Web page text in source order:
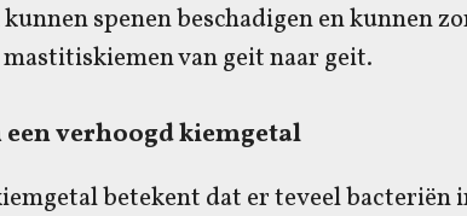
spenen beschadigen en kunnen
van geit naar geit.
een verhoogd kiemgetal
betekent dat er teveel bacteriën